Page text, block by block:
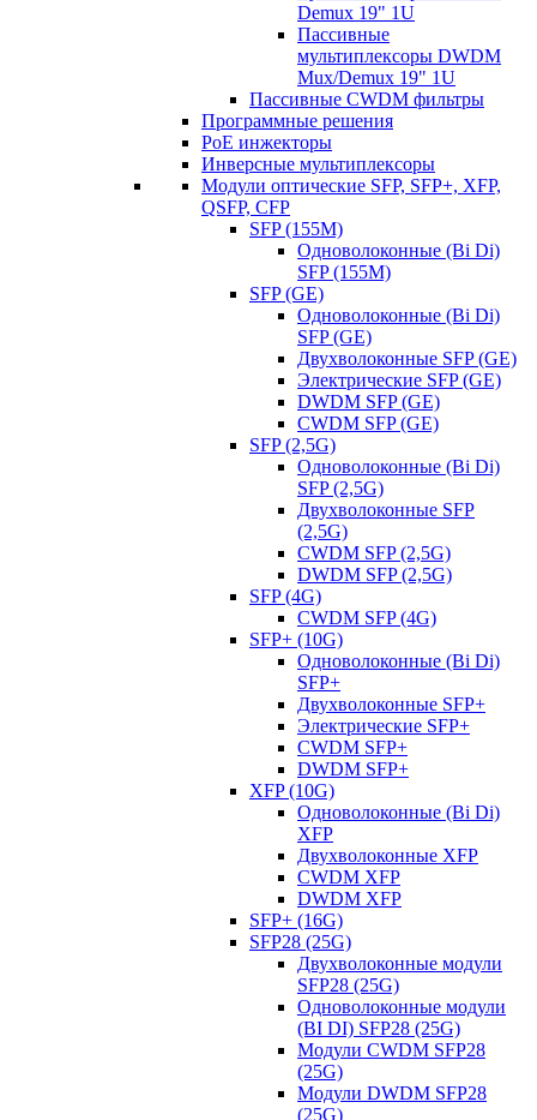
Demux 19" 1U
Пассивные
мультиплексоры DWDM
Mux/Demux 19" 1U
Пассивные CWDM фильтры
Программные решения
PoE инжекторы
Инверсные мультиплексоры
Модули оптические SFP, SFP+, XFP,
QSFP, CFP
SFP (155M)
Одноволоконные (Bi Di)
SFP (155M)
SFP (GE)
Одноволоконные (Bi Di)
SFP (GE)
Двухволоконные SFP (GE)
Электрические SFP (GE)
DWDM SFP (GE)
CWDM SFP (GE)
SFP (2,5G)
Одноволоконные (Bi Di)
SFP (2,5G)
Двухволоконные SFP
(2,5G)
CWDM SFP (2,5G)
DWDM SFP (2,5G)
SFP (4G)
CWDM SFP (4G)
SFP+ (10G)
Одноволоконные (Bi Di)
SFP+
Двухволоконные SFP+
Электрические SFP+
CWDM SFP+
DWDM SFP+
XFP (10G)
Одноволоконные (Bi Di)
XFP
Двухволоконные XFP
CWDM XFP
DWDM XFP
SFP+ (16G)
SFP28 (25G)
Двухволоконные модули
SFP28 (25G)
Одноволоконные модули
(BI DI) SFP28 (25G)
Модули CWDM SFP28
(25G)
Модули DWDM SFP28
(25G)